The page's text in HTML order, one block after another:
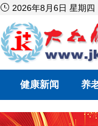
 2026年8月6日 星期四
健康新闻 养